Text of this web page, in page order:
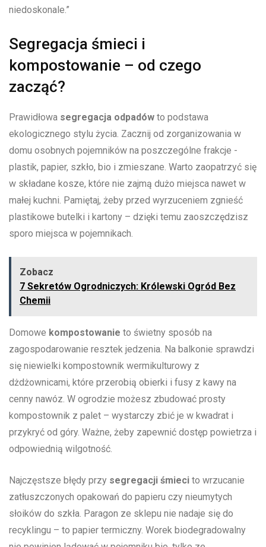
niedoskonale.”
Segregacja śmieci⁣ i
kompostowanie – od czego
zacząć?
Prawidłowa segregacja odpadów to podstawa
ekologicznego stylu ⁢życia. ⁢Zacznij⁣ od ⁤zorganizowania ​w
domu osobnych pojemników na poszczególne frakcje ⁣-
plastik, papier, szkło, bio i zmieszane. Warto zaopatrzyć​ się
w składane kosze, które‍ nie zajmą⁤ dużo miejsca nawet⁢ w
‌małej kuchni. Pamiętaj,‌ żeby‌ przed wyrzuceniem zgnieść
plastikowe butelki i kartony – dzięki temu zaoszczędzisz
⁤sporo miejsca ⁤w pojemnikach.
Zobacz
7 Sekretów Ogrodniczych: Królewski Ogród Bez
Chemii
Domowe​ kompostowanie to‌ świetny sposób na⁤
zagospodarowanie resztek‌ jedzenia. Na balkonie sprawdzi
się niewielki kompostownik wermikulturowy ⁢z ​
dżdżownicami, które ⁢przerobią obierki i fusy z kawy na
⁤cenny⁣ nawóz. W ogrodzie możesz zbudować prosty
kompostownik z palet – ⁢wystarczy⁤ zbić⁤ je w kwadrat i
przykryć od góry. Ważne, żeby zapewnić⁣ dostęp ⁣powietrza i
odpowiednią ⁢wilgotność.
Najczęstsze błędy przy segregacji śmieci to wrzucanie⁢
zatłuszczonych opakowań‍ do papieru czy⁣ nieumytych
słoików ⁣do szkła.‍ Paragon ze sklepu ⁢nie nadaje się ⁣do
recyklingu – ​to papier ‍termiczny. Worek⁣ biodegradowalny‍